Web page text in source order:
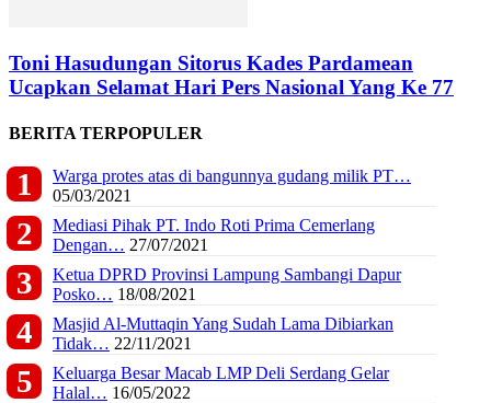
Toni Hasudungan Sitorus Kades Pardamean
Ucapkan Selamat Hari Pers Nasional Yang Ke 77
BERITA TERPOPULER
Warga protes atas di bangunnya gudang milik PT…
05/03/2021
Mediasi Pihak PT. Indo Roti Prima Cemerlang
Dengan… 27/07/2021
Ketua DPRD Provinsi Lampung Sambangi Dapur
Posko… 18/08/2021
Masjid Al-Muttaqin Yang Sudah Lama Dibiarkan
Tidak… 22/11/2021
Keluarga Besar Macab LMP Deli Serdang Gelar
Halal… 16/05/2022